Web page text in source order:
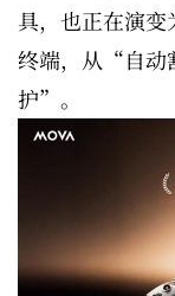
具，也正在演
终端，从“自动
护”。